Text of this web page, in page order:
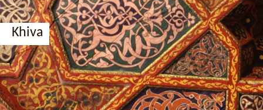
Boukhara, médersa Nadir Divan-begui